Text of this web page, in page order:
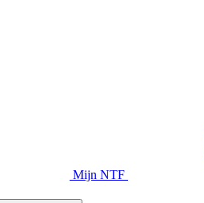
Mijn NTF